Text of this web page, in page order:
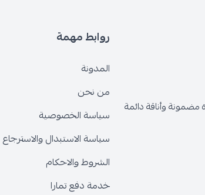
وأناقة دائمة
روابط مهمة
المدونة
من نحن
سياسة الخصوصية
سياسة الاستبدال والاسترجاع
الشروط والاحكام
خدمة دفع تمارا